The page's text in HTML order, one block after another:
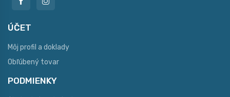
ÚČET
Môj profil a doklady
Obľúbený tovar
PODMIENKY